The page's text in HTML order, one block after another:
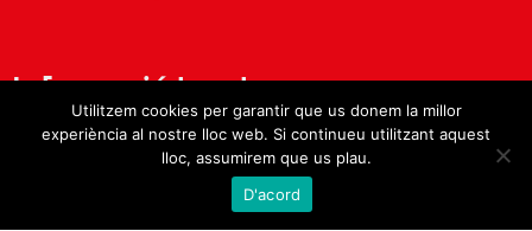
Informació legal
Utilitzem cookies per garantir que us donem la millor
experiència al nostre lloc web. Si continueu utilitzant aquest
lloc, assumirem que us plau.
D'acord